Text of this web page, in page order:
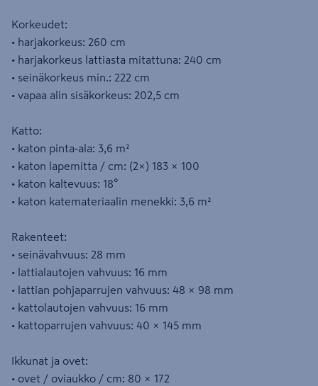
Korkeudet:
• harjakorkeus: 260 cm
• harjakorkeus lattiasta mitattuna: 240 cm
• seinäkorkeus min.: 222 cm
• vapaa alin sisäkorkeus: 202,5 cm
Katto:
• katon pinta‑ala: 3,6 m²
• katon lapemitta / cm: (2×) 183 × 100
• katon kaltevuus: 18°
• katon katemateriaalin menekki: 3,6 m²
Rakenteet:
• seinävahvuus: 28 mm
• lattialautojen vahvuus: 16 mm
• lattian pohjaparrujen vahvuus: 48 × 98 mm
• kattolautojen vahvuus: 16 mm
• kattoparrujen vahvuus: 40 × 145 mm
Ikkunat ja ovet:
• ovet / oviaukko / cm: 80 × 172